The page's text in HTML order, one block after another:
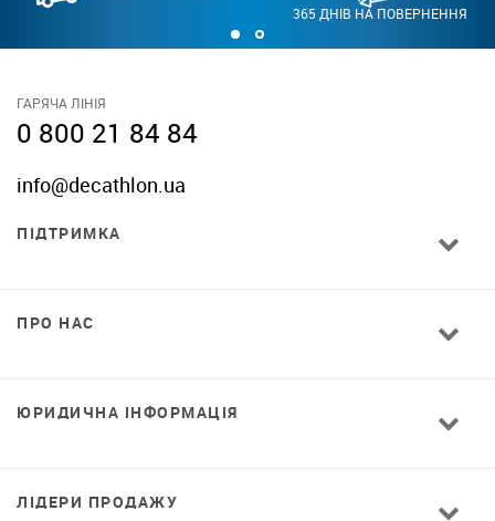
365 ДНІВ НА ПОВЕРНЕННЯ
ГАРЯЧА ЛІНІЯ
0 800 21 84 84
info@decathlon.ua
ПІДТРИМКА
ПРО НАС
ЮРИДИЧНА ІНФОРМАЦІЯ
ЛІДЕРИ ПРОДАЖУ